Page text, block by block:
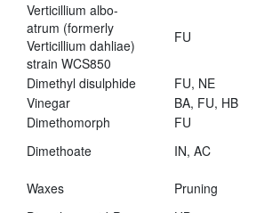
Verticillium albo-
atrum (formerly
Verticillium dahliae)
strain WCS850
FU
Dimethyl disulphide FU, NE
Vinegar
BA, FU, HB
Dimethomorph
FU
Dimethoate
IN, AC
Waxes Pruning